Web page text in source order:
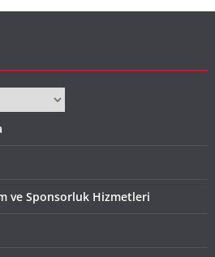
ve Sponsorluk Hizmetleri